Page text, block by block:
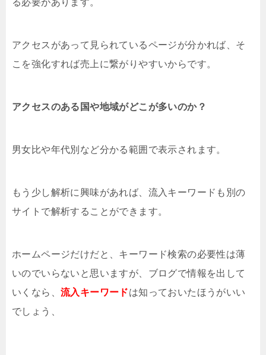
る必要があります。
アクセスがあって見られているページが分かれば、そ
こを強化すれば売上に繋がりやすいからです。
アクセスのある国や地域がどこが多いのか？
男女比や年代別など分かる範囲で表示されます。
もう少し解析に興味があれば、流入キーワードも別の
サイトで解析することができます。
ホームページだけだと、キーワード検索の必要性は薄
いのでいらないと思いますが、ブログで情報を出して
いくなら、 流入キーワードは知っておいたほうがいい
でしょう、